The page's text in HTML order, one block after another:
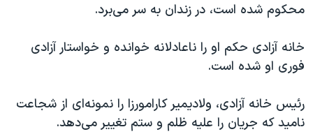
محکوم شده است، در زندان به سر می‌برد.
خانه آزادی حکم او را ناعادلانه خوانده و خواستار آزادی
فوری او شده است.
رئیس خانه آزادی، ولادیمیر کارامورزا را نمونه‌ای از شجاعت
نامید که جریان را علیه ظلم و ستم تغییر می‌دهد.